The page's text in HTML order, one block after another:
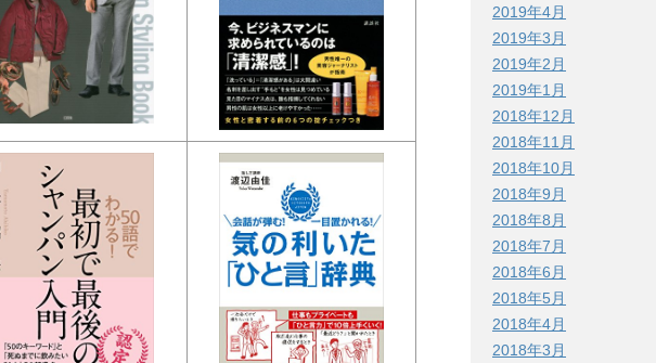
2019年4月
2019年3月
2019年2月
2019年1月
2018年12月
2018年11月
2018年10月
2018年9月
2018年8月
2018年7月
2018年6月
2018年5月
2018年4月
2018年3月